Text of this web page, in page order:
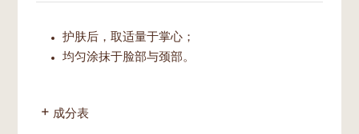
护肤后，取适量于掌心；
均匀涂抹于脸部与颈部。
成分表